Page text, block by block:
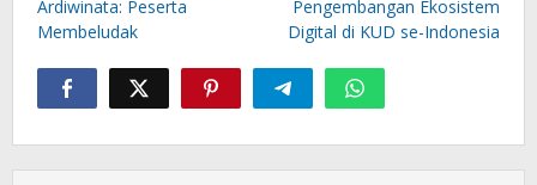
Ardiwinata: Peserta
Membeludak
Pengembangan Ekosistem
Digital di KUD se-Indonesia